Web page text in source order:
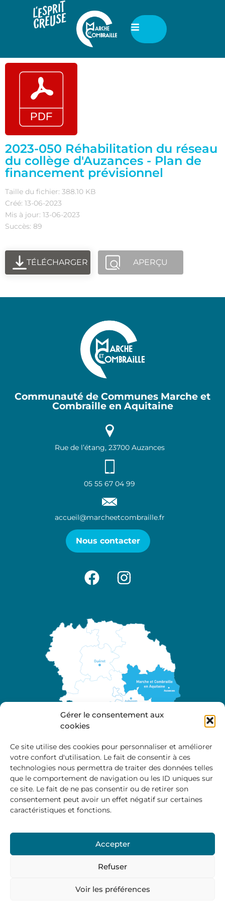
Gérer le consentement aux
cookies
Ce site utilise des cookies pour personnaliser et améliorer
votre confort d'utilisation. Le fait de consentir à ces
technologies nous permettra de traiter des données telles
que le comportement de navigation ou les ID uniques sur
ce site. Le fait de ne pas consentir ou de retirer son
consentement peut avoir un effet négatif sur certaines
caractéristiques et fonctions.
Accepter
Refuser
Voir les préférences
2023-050 Réhabilitation du réseau
du collège d'Auzances - Plan de
financement prévisionnel
Taille du fichier: 388.10 KB
Créé: 13-06-2023
Mis à jour: 13-06-2023
Succès: 89
TÉLÉCHARGER APERÇU
Communauté de Communes Marche et
Combraille en Aquitaine
Rue de l’étang, 23700 Auzances
05 55 67 04 99
accueil@marcheetcombraille.fr
Nous contacter
A propos
Site officiel de la Communauté de Communes
Marche et Combraille en Aquitaine
Horaires d’ouverture :
9:00 – 12:00 / 14:00 – 17:00
Vendredi: 9:00 – 12:00
Mentions Légales–Politique des cookies